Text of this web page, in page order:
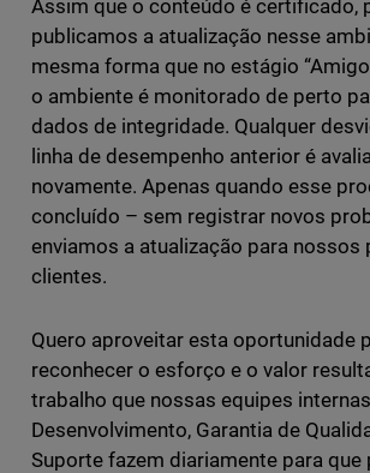
Assim que o conteúdo é certificado,
publicamos a atualização nesse
mesma forma que no estágio
o ambiente é monitorado de perto
dados de integridade. Qualquer
linha de desempenho anterior é
novamente. Apenas quando esse
concluído – sem registrar novos
enviamos a atualização para nossos
clientes.
Quero aproveitar esta oportunidade
reconhecer o esforço e o valor
trabalho que nossas equipes
Desenvolvimento, Garantia de
Suporte fazem diariamente para que